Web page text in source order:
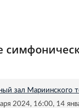
зал Мариинского
2024, 16:00, 14